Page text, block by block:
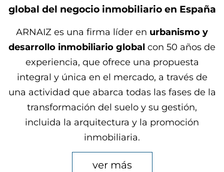
global del negocio inmobiliario en España
ARNAIZ es una firma líder en urbanismo y
desarrollo inmobiliario global con 50 años de
experiencia, que ofrece una propuesta
integral y única en el mercado, a través de
una actividad que abarca todas las fases de la
transformación del suelo y su gestión,
incluida la arquitectura y la promoción
inmobiliaria.
ver más